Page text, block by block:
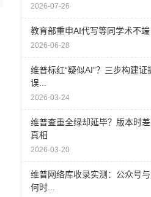
2026-07-26
教育部重申AI代写等同学术不端
2026-06-28
维普标红“疑似AI”？三步构建证
误...
2026-03-24
维普查重全绿却延毕？版本时
真相
2026-03-20
维普网络库收录实测：公众号
何时...